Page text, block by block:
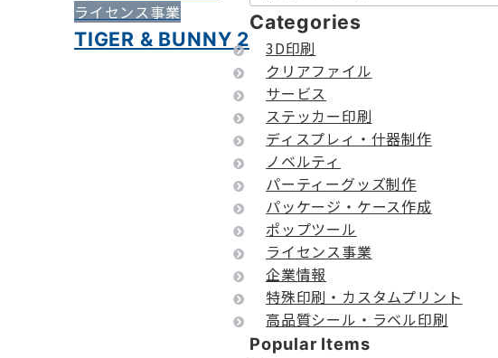
ライセンス事業
TIGER & BUNNY 2
Categories
3D印刷
クリアファイル
サービス
ステッカー印刷
ディスプレィ・什器制作
ノベルティ
パーティーグッズ制作
パッケージ・ケース作成
ポップツール
ライセンス事業
企業情報
特殊印刷・カスタムプリント
高品質シール・ラベル印刷
Popular Items